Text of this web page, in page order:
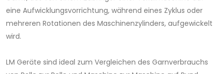
eine Aufwicklungsvorrichtung, während eines Zyklus oder
mehreren Rotationen des Maschinenzylinders, aufgewickelt
wird.
LM Geräte sind ideal zum Vergleichen des Garnverbrauchs